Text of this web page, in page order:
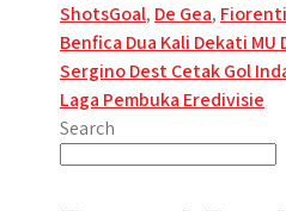
ShotsGoal, De Gea,
Post
navigation
Benfica Dua Kali Dekati
Sergino Dest Cetak Gol
Laga Pembuka Eredivisie
Search